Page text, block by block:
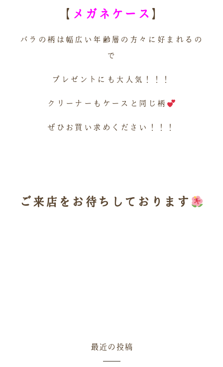
【 メガネケース 】
バラの柄は幅広い年齢層の方々に好まれるの
で
プレゼントにも大人気！！！
クリーナーもケースと同じ柄
ぜひお買い求めください！！！
ご来店をお待ちしております
最近の投稿